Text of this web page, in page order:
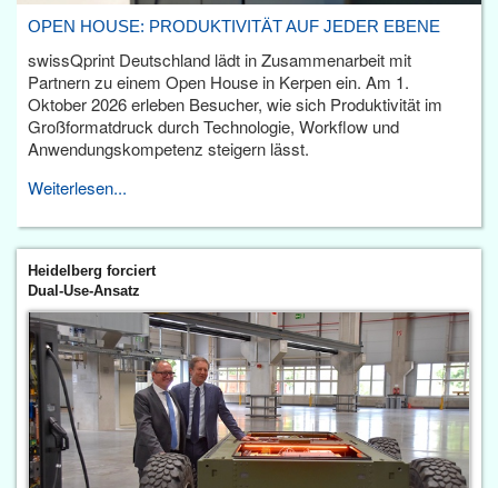
OPEN HOUSE: PRODUKTIVITÄT AUF JEDER EBENE
swissQprint Deutschland lädt in Zusammenarbeit mit
Partnern zu einem Open House in Kerpen ein. Am 1.
Oktober 2026 erleben Besucher, wie sich Produktivität im
Großformatdruck durch Technologie, Workflow und
Anwendungskompetenz steigern lässt.
Weiterlesen...
Heidelberg forciert
Dual-Use-Ansatz